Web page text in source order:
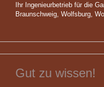
Ihr Ingenieurbetrieb für die
Braunschweig, Wolfsburg,
Gut zu wissen!